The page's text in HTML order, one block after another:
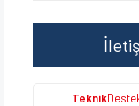
Teknik